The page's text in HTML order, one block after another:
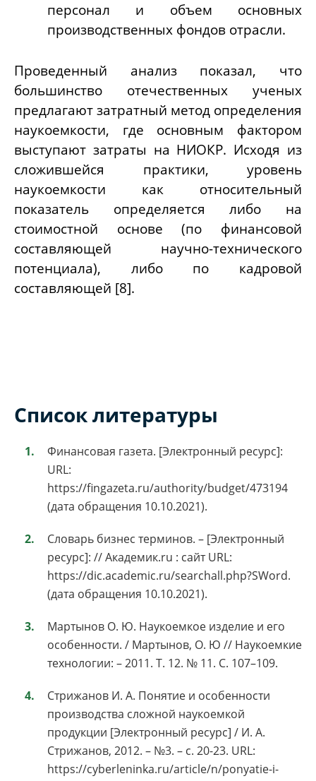
персонал и объем основных
производственных фондов отрасли.
Проведенный анализ показал, что
большинство отечественных ученых
предлагают затратный метод определения
наукоемкости, где основным фактором
выступают затраты на НИОКР. Исходя из
сложившейся практики, уровень
наукоемкости как относительный
показатель определяется либо на
стоимостной основе (по финансовой
составляющей научно-технического
потенциала), либо по кадровой
составляющей [8].
Список литературы
Финансовая газета. [Электронный ресурс]:
URL:
https://fingazeta.ru/authority/budget/473194
(дата обращения 10.10.2021).
Словарь бизнес терминов. – [Электронный
ресурс]: // Академик.ru : сайт URL:
https://dic.academic.ru/searchall.php?SWord.
(дата обращения 10.10.2021).
Мартынов О. Ю. Наукоемкое изделие и его
особенности. / Мартынов, О. Ю // Наукоемкие
технологии: – 2011. Т. 12. № 11. С. 107–109.
Стрижанов И. А. Понятие и особенности
производства сложной наукоемкой
продукции [Электронный ресурс] / И. А.
Стрижанов, 2012. – №3. – с. 20-23. URL:
https://cyberleninka.ru/article/n/ponyatie-i-